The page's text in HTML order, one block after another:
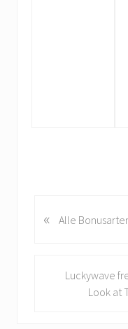
P
« Alle
Luckywave
Look at